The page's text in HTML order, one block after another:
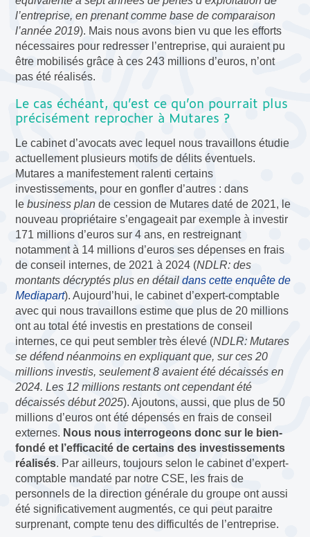
l’entreprise, en prenant comme base de comparaison
l’année 2019). Mais nous avons bien vu que les efforts
nécessaires pour redresser l’entreprise, qui auraient pu
être mobilisés grâce à ces 243 millions d’euros, n’ont
pas été réalisés.
Le cas échéant, qu’est ce qu’on pourrait plus
précisément reprocher à Mutares ?
Le cabinet d’avocats avec lequel nous travaillons étudie
actuellement plusieurs motifs de délits éventuels.
Mutares a manifestement ralenti certains
investissements, pour en gonfler d’autres : dans
lebusiness plan de cession de Mutares daté de 2021, le
nouveau propriétaire s’engageait par exemple à investir
171 millions d’euros sur 4 ans, en restreignant
notamment à 14 millions d’euros ses dépenses en frais
de conseil internes, de 2021 à 2024 (NDLR: des
montants décryptés plus en détaildans cette enquête de
Mediapart). Aujourd’hui, le cabinet d’expert-comptable
avec qui nous travaillons estime que plus de 20 millions
ont au total été investis en prestations de conseil
internes, ce qui peut sembler très élevé (NDLR: Mutares
se défend néanmoins en expliquant que, sur ces 20
millions investis, seulement 8 avaient été décaissés en
2024. Les 12 millions restants ont cependant été
décaissés début 2025). Ajoutons, aussi, que plus de 50
millions d’euros ont été dépensés en frais de conseil
externes. Nous nous interrogeons donc sur le bien-
fondé et l’efficacité de certains des investissements
réalisés. Par ailleurs, toujours selon le cabinet d’expert-
comptable mandaté par notre CSE, les frais de
personnels de la direction générale du groupe ont aussi
été significativement augmentés, ce qui peut paraitre
surprenant, compte tenu des difficultés de l’entreprise.